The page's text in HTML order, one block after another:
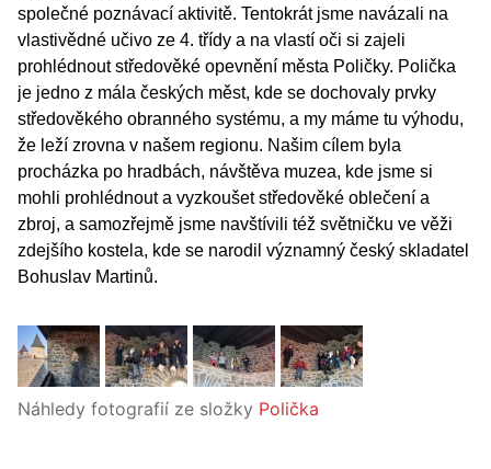
společné poznávací aktivitě. Tentokrát jsme navázali na
vlastivědné učivo ze 4. třídy a na vlastí oči si zajeli
prohlédnout středověké opevnění města Poličky. Polička
je jedno z mála českých měst, kde se dochovaly prvky
středověkého obranného systému, a my máme tu výhodu,
že leží zrovna v našem regionu. Našim cílem byla
procházka po hradbách, návštěva muzea, kde jsme si
mohli prohlédnout a vyzkoušet středověké oblečení a
zbroj, a samozřejmě jsme navštívili též světničku ve věži
zdejšího kostela, kde se narodil významný český skladatel
Bohuslav Martinů.
Náhledy fotografií ze složky Polička